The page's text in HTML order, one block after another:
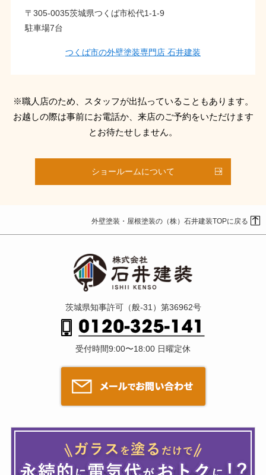
〒305-0035茨城県つくば市松代1-1-9
駐車場7台
つくば市の外壁塗装専門店 石井建装
※職人店のため、スタッフが出払っていることもあります。
お越しの際は事前にお電話か、来店のご予約をいただけます
とお待たせしません。
ショールームについて
外壁塗装・屋根塗装の（株）石井建装TOPに戻る
茨城県知事許可（般-31）第36962号
受付時間9:00〜18:00 日曜定休